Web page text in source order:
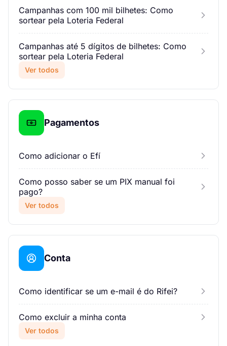
Campanhas com 100 mil bilhetes: Como
sortear pela Loteria Federal
Campanhas até 5 dígitos de bilhetes: Como
sortear pela Loteria Federal
Ver todos
Pagamentos
Como adicionar o Efí
Como posso saber se um PIX manual foi
pago?
Ver todos
Conta
Como identificar se um e-mail é do Rifei?
Como excluir a minha conta
Ver todos